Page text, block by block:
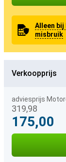
Alleen
misbruik
Verkoopprijs
319,98
adviesprijs
175,00